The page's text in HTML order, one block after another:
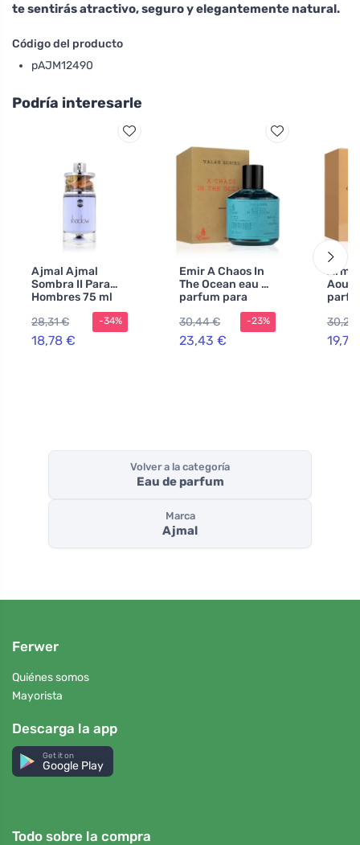
te sentirás atractivo, seguro y elegantemente natural.
Código del producto
pAJM12490
Podría interesarle
Ajmal Ajmal
Sombra II Para
Hombres 75 ml
28,31 €
18,78 €
-34%
Emir A Chaos In
The Ocean eau de
parfum para
hombre 100 ml
30,44 €
23,43 €
-23%
Aoud
30,20
Volver a la categoría
Eau de parfum
Marca
Ajmal
Ferwer
Quiénes somos
Mayorista
Descarga la app
Get it on
Google Play
Todo sobre la compra